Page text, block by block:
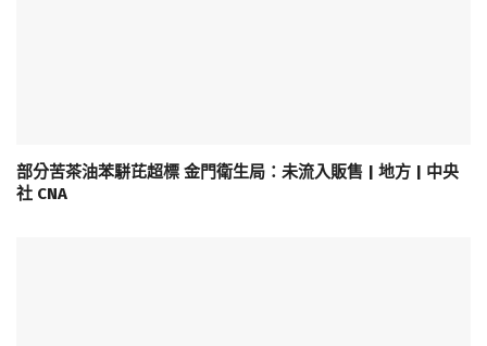
部分苦茶油苯駢芘超標 金門衛生局：未流入販售 | 地方 | 中央
社 CNA